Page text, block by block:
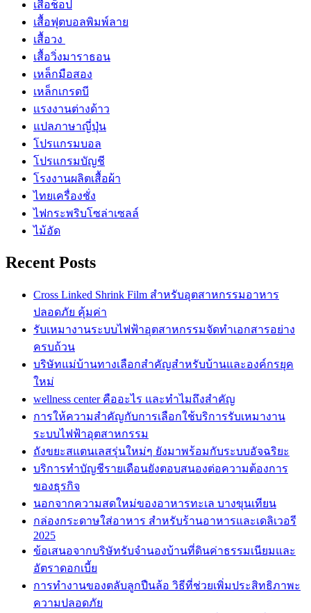
เสื้อช็อป
เสื้อฟุตบอลพิมพ์ลาย
เสื้อวง
เสื้อวิ่งมาราธอน
เหล็กมือสอง
เหล็กเกรดบี
เเรงงานต่างด้าว
แปลภาษาญี่ปุ่น
โปรแกรมบอล
โปรแกรมบัญชี
โรงงานผลิตเสื้อผ้า
ไทยเครื่องชั่ง
ไฟกระพริบโซล่าเซลล์
ไม้อัด
Recent Posts
Cross Linked Shrink Film สำหรับอุตสาหกรรมอาหาร
ปลอดภัย คุ้มค่า
รับเหมางานระบบไฟฟ้าอุตสาหกรรมจัดทำเอกสารอย่าง
ครบถ้วน
บริษัทแม่บ้านทางเลือกสำคัญสำหรับบ้านและองค์กรยุค
ใหม่
wellness center คืออะไร และทำไมถึงสำคัญ
การให้ความสำคัญกับการเลือกใช้บริการรับเหมางาน
ระบบไฟฟ้าอุตสาหกรรม
ถังขยะสแตนเลสรุ่นใหม่ๆ ยังมาพร้อมกับระบบอัจฉริยะ
บริการทำบัญชีรายเดือนยังตอบสนองต่อความต้องการ
ของธุรกิจ
นอกจากความสดใหม่ของอาหารทะเล บางขุนเทียน
กล่องกระดาษใส่อาหาร สำหรับร้านอาหารและเดลิเวอรี
2025
ข้อเสนอจากบริษัทรับจำนองบ้านที่ดินค่าธรรมเนียมและ
อัตราดอกเบี้ย
การทำงานของตลับลูกปืนล้อ วิธีที่ช่วยเพิ่มประสิทธิภาพะ
ความปลอดภัย